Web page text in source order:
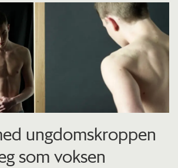
ungdomskroppen
som voksen